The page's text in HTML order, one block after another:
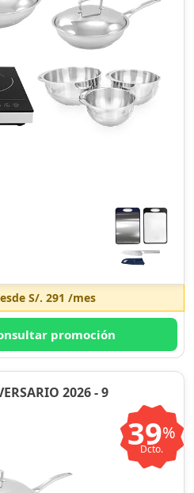
S/. 291 /mes
promoción
2026 - 9
39%
Dcto.